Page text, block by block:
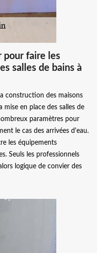
pour faire les
salles de bains à
construction des maisons
en place des salles de
paramètres pour
le cas des arrivées d'eau.
les équipements
Seuls les professionnels
logique de convier des